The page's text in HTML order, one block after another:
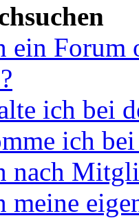
ein Forum
ich bei
ich
nach
meine